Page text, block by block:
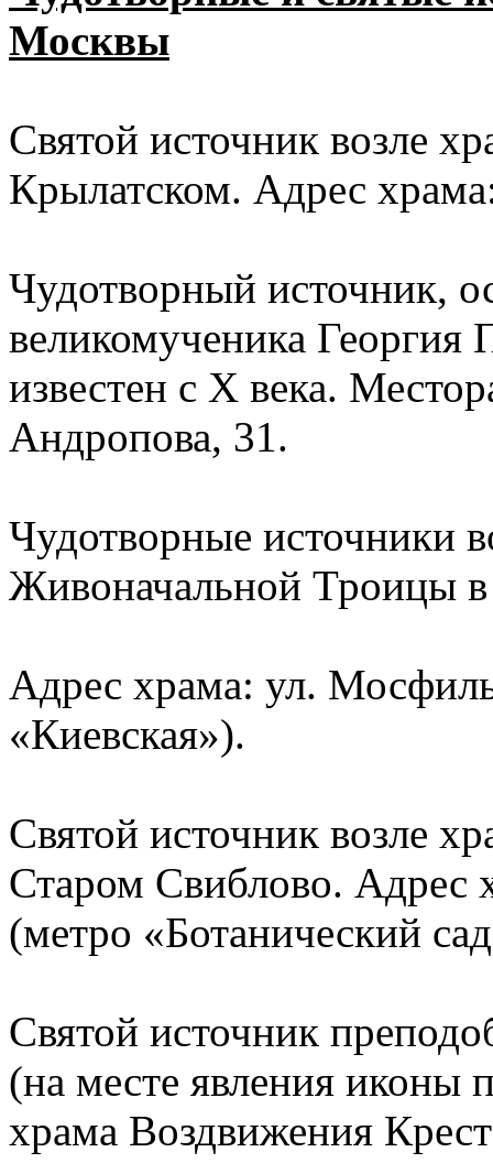
Москвы
Святой источник возле
Крылатском. Адрес
Чудотворный источник,
великомученика Георгия
известен с X века.
Андропова, 31.
Чудотворные источники
Живоначальной Троицы
Адрес храма: ул.
«Киевская»).
Святой источник возле
Старом Свиблово. Адрес
(метро «Ботанический
Святой источник
(на месте явления иконы
храма Воздвижения